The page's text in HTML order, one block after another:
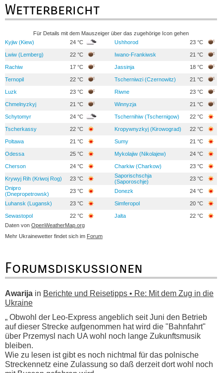
Wetterbericht
Für Details mit dem Mauszeiger über das zugehörige Icon gehen
Kyjiw (Kiew)
24 °C Ushhorod 23 °C
Lwiw (Lemberg) 22 °C Iwano-Frankiwsk 21 °C
Rachiw 17 °C Jassinja 18 °C
Ternopil 22 °C Tscherniwzi (Czernowitz) 21 °C
Luzk 23 °C Riwne 23 °C
Chmelnyzkyj 21 °C Winnyzja 21 °C
Schytomyr 24 °C Tschernihiw (Tschernigow) 22 °C
Tscherkassy 22 °C Kropywnyzkyj (Kirowograd) 22 °C
Poltawa 21 °C Sumy 21 °C
Odessa 25 °C Mykolajiw (Nikolajew) 24 °C
Cherson 24 °C Charkiw (Charkow) 23 °C
Krywyj Rih (Kriwoj Rog) 23 °C
Saporischschja
(Saporoschje)
23 °C
Dnipro
(Dnepropetrowsk)
23 °C Donezk 24 °C
Luhansk (Lugansk) 23 °C Simferopol 20 °C
Sewastopol 22 °C Jalta
22 °C
Daten von OpenWeatherMap.org
Mehr Ukrainewetter findet sich im Forum
Forumsdiskussionen
Awarija in Berichte und Reisetipps • Re: Mit dem Zug in die
Ukraine
„ Obwohl der Leo-Express angeblich seit Juni den Betrieb
auf dieser Strecke aufgenommen hat wird die "Bahnfahrt"
über Przemysl nach UA wohl noch lange Zukunftsmusik
bleiben.
Wie zu lesen ist gibt es noch nichtmal für das polnische
Streckennetz eine Zulassung so daß derzeit dort wohl noch